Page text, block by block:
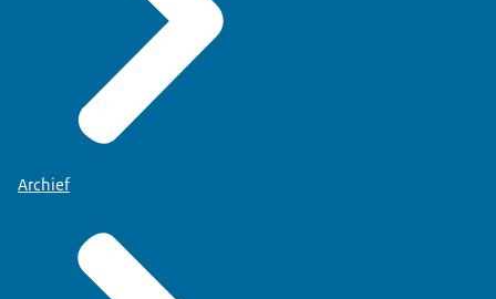
Archief